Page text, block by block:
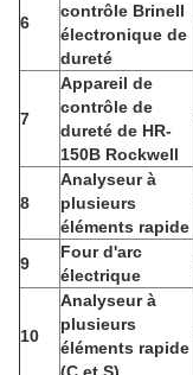
6
contrôle Brinell
électronique de
dureté
7
Appareil de
contrôle de
dureté de HR-
150B Rockwell
8
Analyseur à
plusieurs
éléments rapide
9
Four d'arc
électrique
10
Analyseur à
plusieurs
éléments rapide